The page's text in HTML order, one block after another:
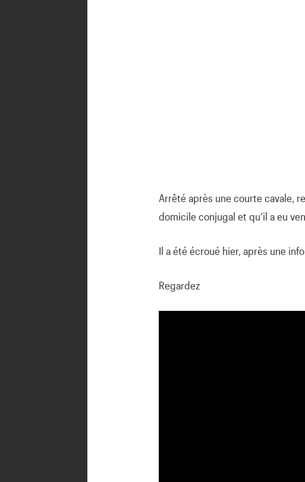
Arrêté après une courte cavale,
domicile conjugal et qu’il a eu
Il a été écroué hier, après une
Regardez